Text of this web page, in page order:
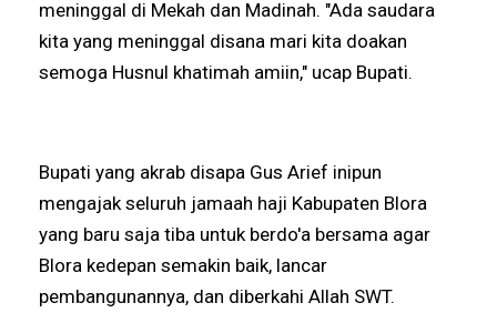
meninggal di Mekah dan Madinah. "Ada saudara
kita yang meninggal disana mari kita doakan
semoga Husnul khatimah amiin," ucap Bupati.
Bupati yang akrab disapa Gus Arief inipun
mengajak seluruh jamaah haji Kabupaten Blora
yang baru saja tiba untuk berdo'a bersama agar
Blora kedepan semakin baik, lancar
pembangunannya, dan diberkahi Allah SWT.